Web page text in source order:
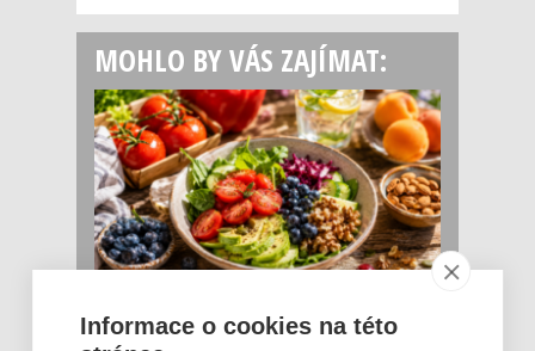
MOHLO BY VÁS ZAJÍMAT:
které v létě pomáhají hormonům a ulevuj [...]
Informace o cookies na této